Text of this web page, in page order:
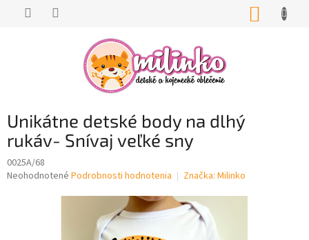
Unikátne detské body na dlhý
rukáv- Snívaj veľké sny
0025A/68
Priemerné
Neohodnotené Podrobnosti hodnotenia Značka: Milinko